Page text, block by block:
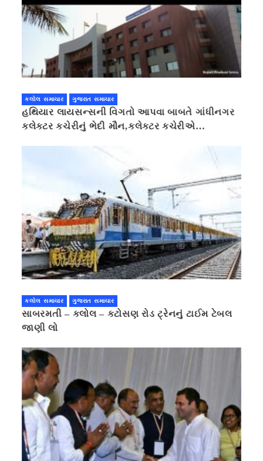
કલોલ સમાચાર ગુજરાત સમાચાર
હથિયાર લાયસન્સની વિગતો આપવા બાબતે ગાંધીનગર
કલેક્ટર કચેરીનું ભેદી મૌન,કલેક્ટર કચેરીએ
કલોલ સમાચાર ગુજરાત સમાચાર
સાબરમતી – કલોલ – કટોસણ રોડ ટ્રેનનું ટાઈમ ટેબલ
જાણી લો